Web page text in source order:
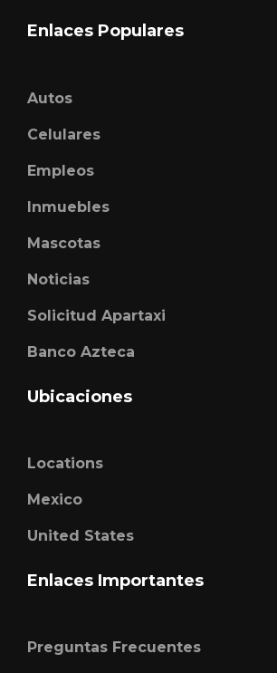
Enlaces Populares
Autos
Celulares
Empleos
Inmuebles
Mascotas
Noticias
Solicitud Apartaxi
Banco Azteca
Ubicaciones
Locations
Mexico
United States
Enlaces Importantes
Preguntas Frecuentes